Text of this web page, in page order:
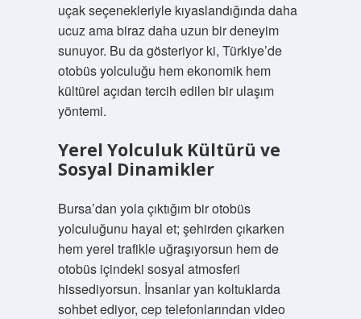
uçak seçenekleriyle kıyaslandığında daha
ucuz ama biraz daha uzun bir deneyim
sunuyor. Bu da gösteriyor ki, Türkiye’de
otobüs yolculuğu hem ekonomik hem
kültürel açıdan tercih edilen bir ulaşım
yöntemi.
Yerel Yolculuk Kültürü ve
Sosyal Dinamikler
Bursa’dan yola çıktığım bir otobüs
yolculuğunu hayal et; şehirden çıkarken
hem yerel trafikle uğraşıyorsun hem de
otobüs içindeki sosyal atmosferi
hissediyorsun. İnsanlar yan koltuklarda
sohbet ediyor, cep telefonlarından video